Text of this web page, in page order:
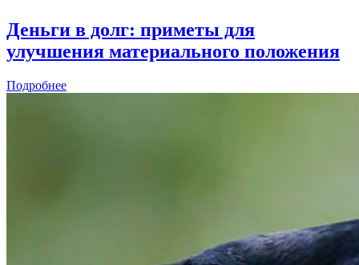
Деньги в долг: приметы для
улучшения материального положения
Подробнее